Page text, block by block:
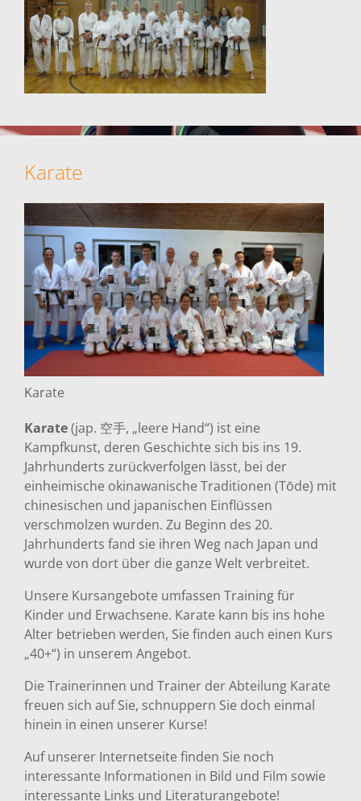
Karate
Karate
Karate(jap. 空手, „leere Hand“) ist eine
Kampfkunst, deren Geschichte sich bis ins 19.
Jahrhunderts zurückverfolgen lässt, bei der
einheimische okinawanische Traditionen (Tōde) mit
chinesischen und japanischen Einflüssen
verschmolzen wurden. Zu Beginn des 20.
Jahrhunderts fand sie ihren Weg nach Japan und
wurde von dort über die ganze Welt verbreitet.
Unsere Kursangebote umfassen Training für
Kinder und Erwachsene. Karate kann bis ins hohe
Alter betrieben werden, Sie finden auch einen Kurs
„40+“) in unserem Angebot.
Die Trainerinnen und Trainer der Abteilung Karate
freuen sich auf Sie, schnuppern Sie doch einmal
hinein in einen unserer Kurse!
Auf unserer Internetseite finden Sie noch
interessante Informationen in Bild und Film sowie
interessante Links und Literaturangebote!